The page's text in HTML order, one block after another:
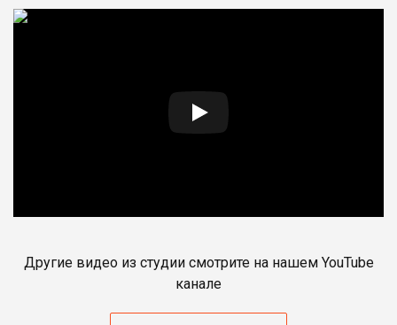
Другие видео из студии смотрите на нашем YouTube
канале